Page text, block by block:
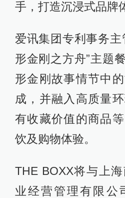
手，打造沉浸式品牌
爱讯集团专利事务主
形金刚之方舟”主题
形金刚故事情节中
成，并融入高质量
有收藏价值的商品
饮及购物体验。
THE BOXX将与上
业经营管理有限公